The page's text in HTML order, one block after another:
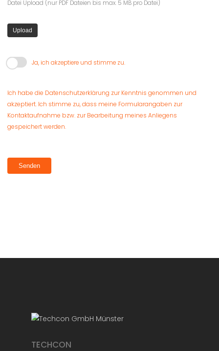
Datei Upload (nur PDF Dateien bis max. 5 MB pro Datei)
Ja, ich akzeptiere und stimme zu.
Ich habe die Datenschutzerklärung zur Kenntnis genommen und
akzeptiert. Ich stimme zu, dass meine Formularangaben zur
Kontaktaufnahme bzw. zur Bearbeitung meines Anliegens
gespeichert werden.
TECHCON